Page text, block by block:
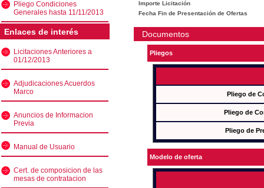
Pliego Condiciones
Generales hasta 11/11/2013
Enlaces de interés
Licitaciones Anteriores a
01/12/2013
Adjudicaciones Acuerdos
Marco
Anuncios de Informacion
Previa
Manual de Usuario
Cert. de composicion de las
mesas de contratacion
Importe Licitación
Fecha Fin de Presentación de Ofertas
Documentos
Pliegos
Pliego de
Pliego de
Pliego de
Modelo de oferta